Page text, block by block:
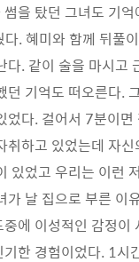
을 탔던 그녀도 기
. 혜미와 함께 뒤풀
다. 같이 술을 마시고
던 기억도 떠오른다.
었다. 걸어서 7분이면
취하고 있었는데 자
있었고 우리는 이런
가 날 집으로 부른 이
에 이성적인 감정이
한 경험이었다. 1시